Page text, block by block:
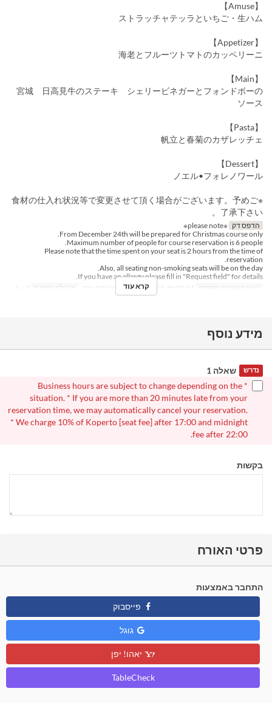
【Amuse】
ストラッチャテッラといちご・生ハム
【Appetizer】
海老とフルーツトマトのカッペリーニ
【Main】
宮城 日高見牛のステーキ シェリービネガーとフォンドボーの
ソース
【Pasta】
帆立と春菊のカザレッチェ
【Dessert】
ノエル•フォレノワール
※食材の仕入れ状況等で変更させて頂く場合がございます。予めご
了承下さい。
הדפס דק ※please note※
From December 24th will be prepared for Christmas course only.
Maximum number of people for course reservation is 6 people.
Please note that the time spent on your seat is 2 hours from the time of
reservation.
Also, all seating non-smoking seats will be on the day.
If you have an allergy please fill in "Request field" for details.
טווח תאריכים תקפים
ארוחות ארוחת ערב מגבלת הזמנה קרא עוד
מידע נוסף
שאלה 1 נדרש
* Business hours are subject to change depending on the
situation. * If you are more than 20 minutes late from your
reservation time, we may automatically cancel your reservation.
* We charge 10% of Koperto [seat fee] after 17:00 and midnight
fee after 22:00.
בקשות
פרטי האורח
התחבר באמצעות
פייסבוק
גוגל
יאהו! יפן
TableCheck